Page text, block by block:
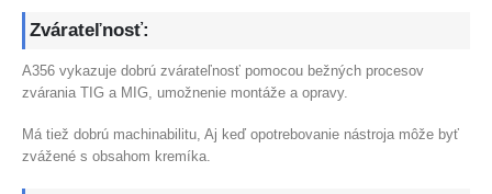
Zvárateľnosť:
A356 vykazuje dobrú zvárateľnosť pomocou bežných procesov
zvárania TIG a MIG, umožnenie montáže a opravy.
Má tiež dobrú machinabilitu, Aj keď opotrebovanie nástroja môže byť
zvážené s obsahom kremíka.